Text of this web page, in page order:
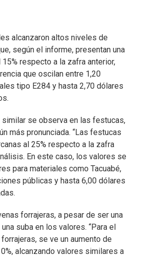
alcanzaron altos niveles de
según el informe, presentan una
respecto a la zafra anterior,
que oscilan entre 1,20
tipo E284 y hasta 2,70 dólares
similar se observa en las festucas,
más pronunciada. “Las festucas
al 25% respecto a la zafra
En este caso, los valores se
para materiales como Tacuabé,
públicas y hasta 6,00 dólares
forrajeras, a pesar de ser una
suba en los valores. “Para el
se ve un aumento de
alcanzando valores similares a